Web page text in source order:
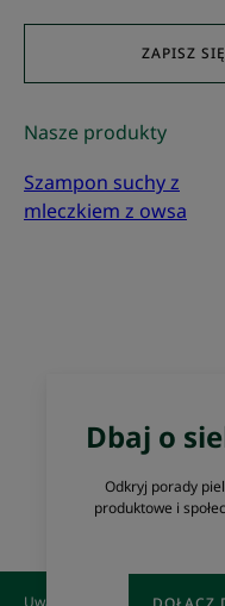
Dbaj o
Odkryj porady
produktowe i
ZAPISZ
Nasze produkty
Szampon suchy z
mleczkiem z owsa
Uwagi prawne Polityka